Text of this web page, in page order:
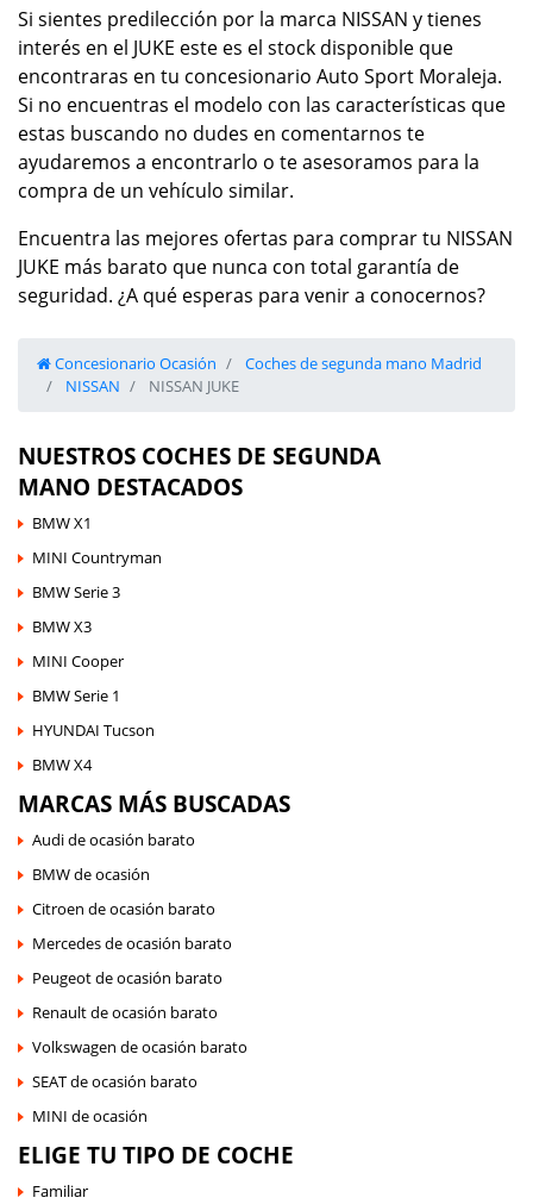
Si sientes predilección por la marca NISSAN y tienes
interés en el JUKE este es el stock disponible que
encontraras en tu concesionario Auto Sport Moraleja.
Si no encuentras el modelo con las características que
estas buscando no dudes en comentarnos te
ayudaremos a encontrarlo o te asesoramos para la
compra de un vehículo similar.
Encuentra las mejores ofertas para comprar tu NISSAN
JUKE más barato que nunca con total garantía de
seguridad. ¿A qué esperas para venir a conocernos?
Concesionario Ocasión
Coches de segunda mano Madrid
NISSAN
NISSAN JUKE
NUESTROS COCHES DE SEGUNDA
MANO DESTACADOS
BMW X1
MINI Countryman
BMW Serie 3
BMW X3
MINI Cooper
BMW Serie 1
HYUNDAI Tucson
BMW X4
MARCAS MÁS BUSCADAS
Audi de ocasión barato
BMW de ocasión
Citroen de ocasión barato
Mercedes de ocasión barato
Peugeot de ocasión barato
Renault de ocasión barato
Volkswagen de ocasión barato
SEAT de ocasión barato
MINI de ocasión
ELIGE TU TIPO DE COCHE
Familiar